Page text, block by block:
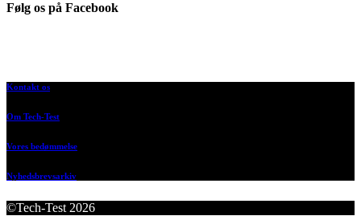
Følg os på Facebook
Kontakt os
Om Tech-Test
Vores bedømmelse
Nyhedsbrevsarkiv
©Tech-Test 2026